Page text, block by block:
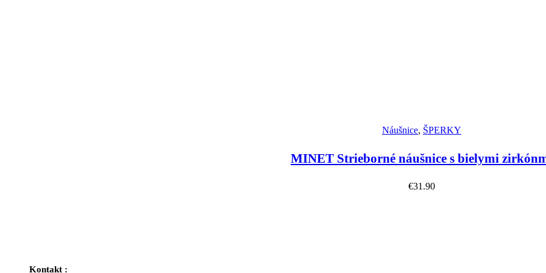
Náušnice, ŠPERKY
MINET Strieborné náušnice s bielymi
€31.90
Kontakt :